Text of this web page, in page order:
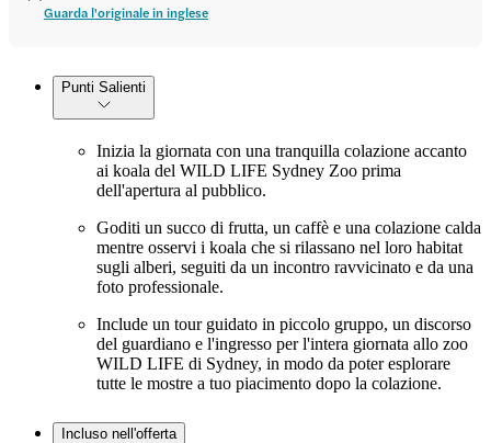
Guarda l'originale in inglese
Punti Salienti
Inizia la giornata con una tranquilla colazione accanto
ai koala del WILD LIFE Sydney Zoo prima
dell'apertura al pubblico.
Goditi un succo di frutta, un caffè e una colazione calda
mentre osservi i koala che si rilassano nel loro habitat
sugli alberi, seguiti da un incontro ravvicinato e da una
foto professionale.
Include un tour guidato in piccolo gruppo, un discorso
del guardiano e l'ingresso per l'intera giornata allo zoo
WILD LIFE di Sydney, in modo da poter esplorare
tutte le mostre a tuo piacimento dopo la colazione.
Incluso nell'offerta